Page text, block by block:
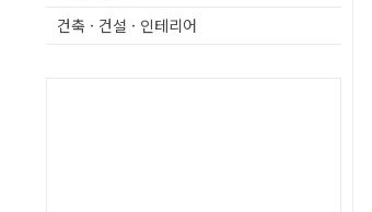
건축 · 건설 · 인테리어